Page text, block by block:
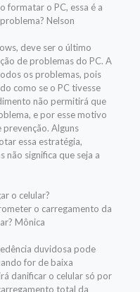
formatar o PC, essa é a
Nelson
deve ser o último
de problemas do PC. A
os problemas, pois
como se o PC tivesse
não permitirá que
e por esse motivo
Alguns
essa estratégia,
não significa que seja a
o celular?
o carregamento da
Mônica
duvidosa pode
for de baixa
danificar o celular só por
total da